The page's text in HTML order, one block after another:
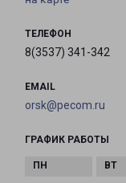
ТЕЛЕФОН
8(3537) 341-342
EMAIL
orsk@pecom.ru
ГРАФИК РАБОТЫ